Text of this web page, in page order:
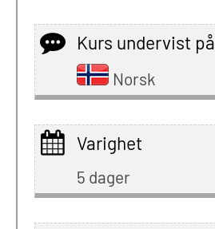
Kurs undervist på
Norsk
Varighet
5 dager